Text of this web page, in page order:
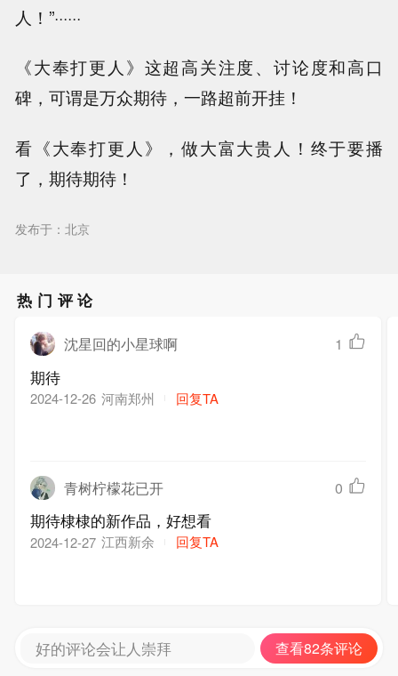
人！”······
《大奉打更人》这超高关注度、讨论度和高口
碑，可谓是万众期待，一路超前开挂！
看《大奉打更人》，做大富大贵人！终于要播
了，期待期待！
发布于：北京
热门评论
沈星回的小星球啊 1
期待
2024-12-26 河南郑州 回复TA
青树柠檬花已开 0
期待棣棣的新作品，好想看
2024-12-27 江西新余 回复TA
好的评论会让人崇拜 查看82条评论